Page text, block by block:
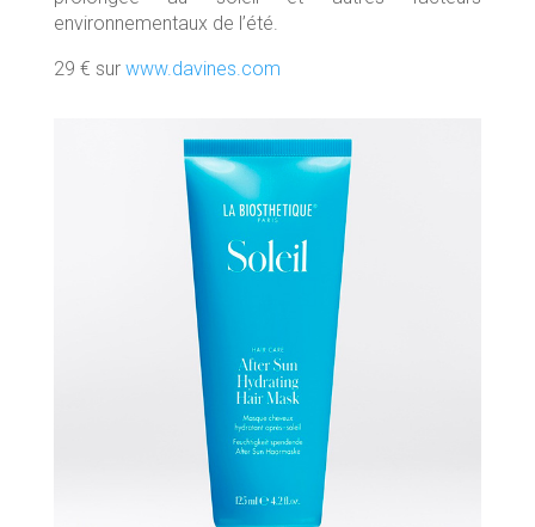
environnementaux de l’été.
29 € sur www.davines.com